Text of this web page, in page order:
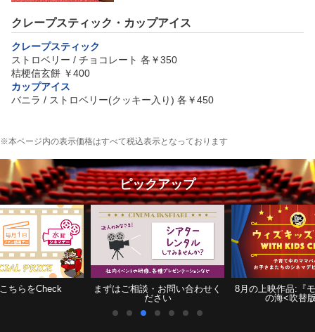
クレープスティック・カップアイス
クレープスティック
ストロベリー / チョコレート 各￥350
桔梗信玄餅 ￥400
カップアイス
バニラ / ストロベリー(クッキー入り) 各￥450
※本ページ内の表示価格はすべて税込表示となっております
ピックアップ
ちらをCheck
まずはご相談・お問い合わせく
ださい
8月の上映作品:『
の海<吹替